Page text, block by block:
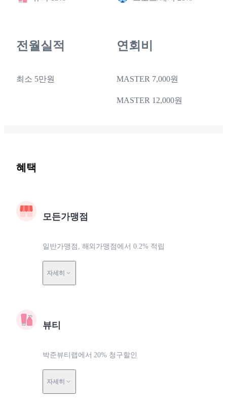
전월실적
최소 5만원
연회비
MASTER 7,000원
MASTER 12,000원
혜택
모든가맹점
일반가맹점, 해외가맹점에서 0.2% 적립
자세히
뷰티
박준뷰티랩에서 20% 청구할인
자세히